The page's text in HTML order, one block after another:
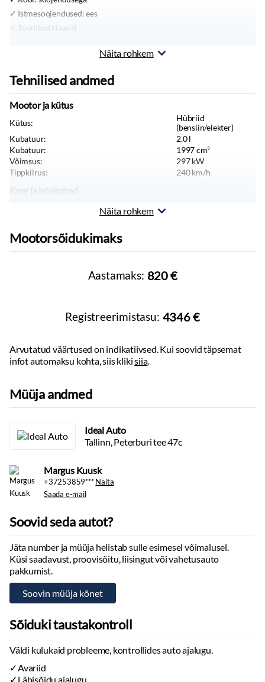
Istmesoojendused:ees
Toonitud klaasid
Apple CarPlay
Android Auto
Navigatsiooniseade
Tuled
Lähituled:
Meridian 600 W helisüsteem
CCR kokpit
Näita rohkem
Tehnilised andmed
Mootor ja kütus
Kütus:
Hübriid
(bensiin/elekter)
Kubatuur:
2.0l
Kubatuur:
1997cm³
Võimsus:
297kW
Tippkiirus:
240km/h
Laius:
Massid, haagis, teljevahe
Näita rohkem
Mootorsõidukimaks
Aastamaks: 820 €
Registreerimistasu: 4346 €
Arvutatud väärtused on indikatiivsed. Kui soovid täpsemat
infot automaksu kohta, siis klikisiia.
Müüja andmed
Ideal Auto
Tallinn, Peterburi tee 47c
Margus Kuusk
+37253859***Näita
Saada e-mail
Soovid seda autot?
Jäta number ja müüja helistab sulle esimesel võimalusel.
Küsi saadavust, proovisõitu, liisingut või vahetusauto
pakkumist.
Sõiduki taustakontroll
Väldi kulukaid probleeme, kontrollides auto ajalugu.
Avariid
Läbisõidu ajalugu